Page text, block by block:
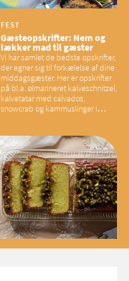
FEST
Gæsteopskrifter: Nem og
lækker mad til gæster
Vi har samlet de bedste opskrifter,
der egner sig til forkælelse af dine
middagsgæster. Her er opskrifter
på bl.a. ølmarineret kalveschnitzel,
kalvetatar med calvados,
snowcrab og kammuslinger i